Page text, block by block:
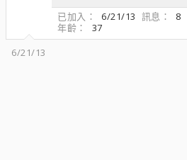
已加入
6/21/13 訊息 8
年齡
37
6/21/13